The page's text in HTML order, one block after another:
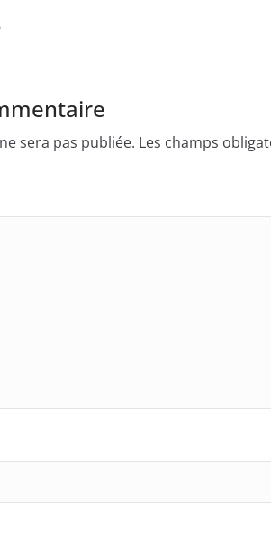
sera pas publiée. Les champs